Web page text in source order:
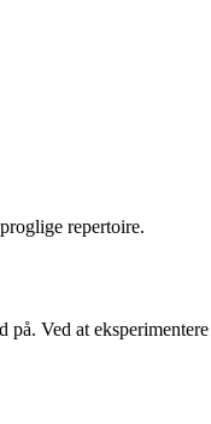
repertoire.
Ved at